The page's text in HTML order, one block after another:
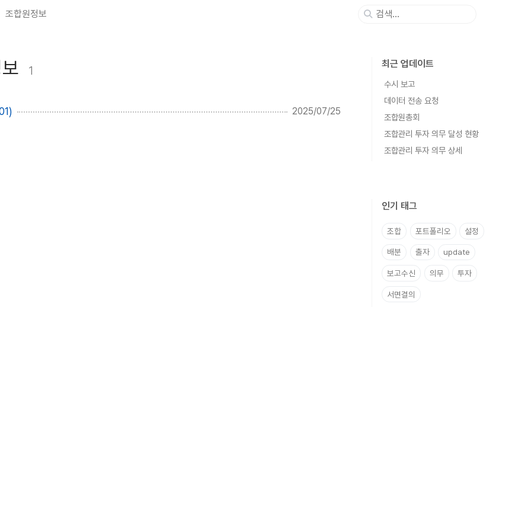
조합원정보
1
2025/07/25
최근 업데이트
수시 보고
데이터 전송 요청
조합원총회
조합관리 투자 의무 달성 현황
조합관리 투자 의무 상세
인기 태그
조합 포트폴리오 설정
배분 출자 update
보고수신 의무 투자
서면결의